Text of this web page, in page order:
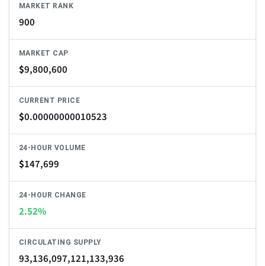
MARKET RANK
900
MARKET CAP
$9,800,600
CURRENT PRICE
$0.00000000010523
24-HOUR VOLUME
$147,699
24-HOUR CHANGE
2.52%
CIRCULATING SUPPLY
93,136,097,121,133,936